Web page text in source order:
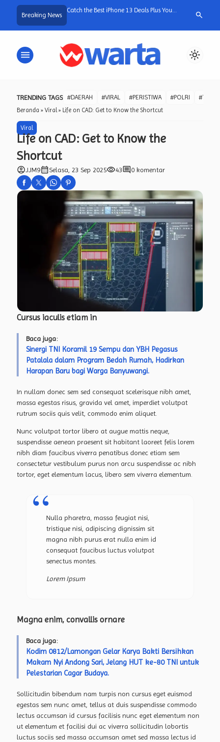
Breaking News
Hukum Bawa
Mojokerto ke Polda
Catch the Best iPhone 13 Deals Plus Your
Wakapolri
Kesehatan
search
menu light_mode
TRENDING TAGS #DAERAH #VIRAL #PERISTIWA #POLRI
#TNI
Beranda » Viral» Life on CAD: Get to Know the Shortcut
Viral
Life on CAD: Get to Know the
Shortcut
account_circleJJM9calendar_monthSelasa, 23 Sep 2025visibility43comment0 komentar
Cursus iaculis etiam in
Baca juga:
Sinergi TNI Koramil 19 Sempu dan YBH Pegasus
Patalala dalam Program Bedah Rumah, Hadirkan
Harapan Baru bagi Warga Banyuwangi.
In nullam donec sem sed consequat scelerisque nibh amet,
massa egestas risus, gravida vel amet, imperdiet volutpat
rutrum sociis quis velit, commodo enim aliquet.
Nunc volutpat tortor libero at augue mattis neque,
suspendisse aenean praesent sit habitant laoreet felis lorem
nibh diam faucibus viverra penatibus donec etiam sem
consectetur vestibulum purus non arcu suspendisse ac nibh
tortor, eget elementum lacus, libero sem viverra elementum.
Nulla pharetra, massa feugiat nisi,
tristique nisi, adipiscing dignissim sit
magna nibh purus erat nulla enim id
consequat faucibus luctus volutpat
senectus montes.
Lorem Ipsum
Magna enim, convallis ornare
Baca juga:
Kodim 0812/Lamongan Gelar Karya Bakti Bersihkan
Makam Nyi Andong Sari, Jelang HUT ke-80 TNI untuk
Pelestarian Cagar Budaya.
Sollicitudin bibendum nam turpis non cursus eget euismod
egestas sem nunc amet, tellus at duis suspendisse commodo
lectus accumsan id cursus facilisis nunc eget elementum non
ut elementum et facilisi dui ac viverra sollicitudin lobortis
luctus sociis sed massa accumsan amet sed massa lectus id